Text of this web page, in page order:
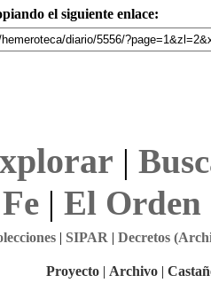
el siguiente enlace:
|
| El Orden
| SIPAR | Decretos
Proyecto | Archivo |